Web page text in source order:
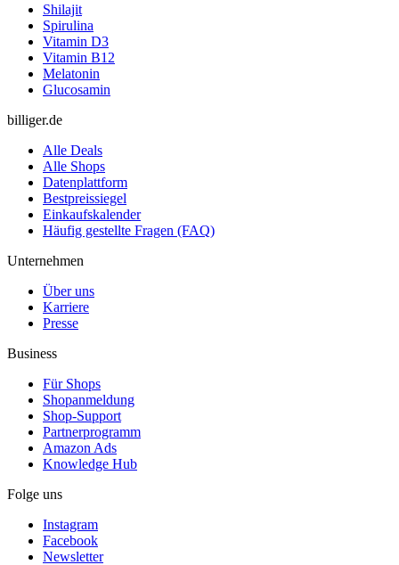
Shilajit
Spirulina
Vitamin D3
Vitamin B12
Melatonin
Glucosamin
billiger.de
Alle Deals
Alle Shops
Datenplattform
Bestpreissiegel
Einkaufskalender
Häufig gestellte Fragen (FAQ)
Unternehmen
Über uns
Karriere
Presse
Business
Für Shops
Shopanmeldung
Shop-Support
Partnerprogramm
Amazon Ads
Knowledge Hub
Folge uns
Instagram
Facebook
Newsletter